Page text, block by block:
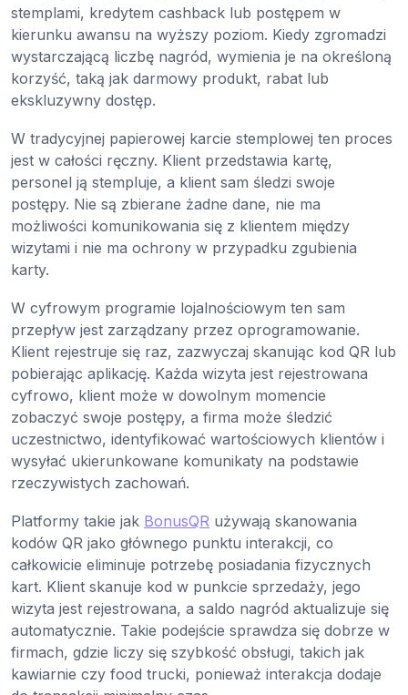
stemplami, kredytem cashback lub postępem w
kierunku awansu na wyższy poziom. Kiedy zgromadzi
wystarczającą liczbę nagród, wymienia je na określoną
korzyść, taką jak darmowy produkt, rabat lub
ekskluzywny dostęp.
W tradycyjnej papierowej karcie stemplowej ten proces
jest w całości ręczny. Klient przedstawia kartę,
personel ją stempluje, a klient sam śledzi swoje
postępy. Nie są zbierane żadne dane, nie ma
możliwości komunikowania się z klientem między
wizytami i nie ma ochrony w przypadku zgubienia
karty.
W cyfrowym programie lojalnościowym ten sam
przepływ jest zarządzany przez oprogramowanie.
Klient rejestruje się raz, zazwyczaj skanując kod QR lub
pobierając aplikację. Każda wizyta jest rejestrowana
cyfrowo, klient może w dowolnym momencie
zobaczyć swoje postępy, a firma może śledzić
uczestnictwo, identyfikować wartościowych klientów i
wysyłać ukierunkowane komunikaty na podstawie
rzeczywistych zachowań.
Platformy takie jak BonusQR używają skanowania
kodów QR jako głównego punktu interakcji, co
całkowicie eliminuje potrzebę posiadania fizycznych
kart. Klient skanuje kod w punkcie sprzedaży, jego
wizyta jest rejestrowana, a saldo nagród aktualizuje się
automatycznie. Takie podejście sprawdza się dobrze w
firmach, gdzie liczy się szybkość obsługi, takich jak
kawiarnie czy food trucki, ponieważ interakcja dodaje